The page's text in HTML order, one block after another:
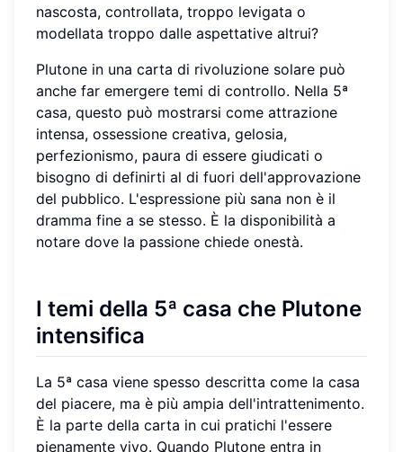
nascosta, controllata, troppo levigata o
modellata troppo dalle aspettative altrui?
Plutone in una carta di rivoluzione solare può
anche far emergere temi di controllo. Nella 5ª
casa, questo può mostrarsi come attrazione
intensa, ossessione creativa, gelosia,
perfezionismo, paura di essere giudicati o
bisogno di definirti al di fuori dell'approvazione
del pubblico. L'espressione più sana non è il
dramma fine a se stesso. È la disponibilità a
notare dove la passione chiede onestà.
I temi della 5ª casa che Plutone
intensifica
La 5ª casa viene spesso descritta come la casa
del piacere, ma è più ampia dell'intrattenimento.
È la parte della carta in cui pratichi l'essere
pienamente vivo. Quando Plutone entra in